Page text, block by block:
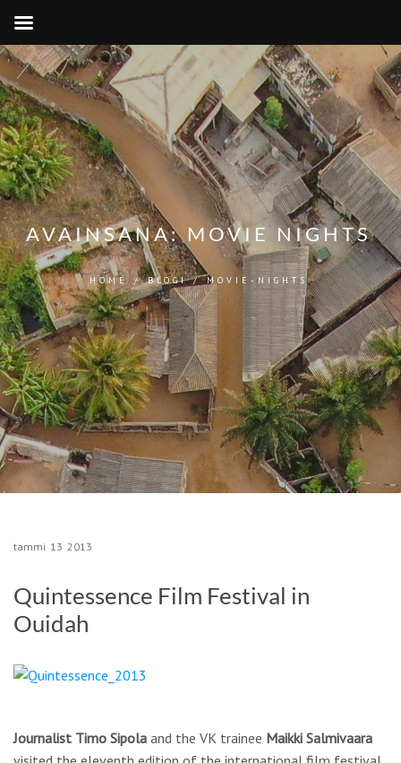
AVAINSANA:MOVIE NIGHTS
HOME /BLOGI/MOVIE-NIGHTS
tammi 13 2013
Quintessence Film Festival in
Ouidah
Journalist Timo Sipola and the VK trainee Maikki Salmivaara